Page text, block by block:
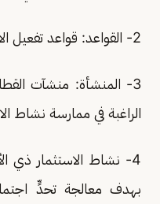
2- القواعد: قواعد تفعيل الاستثمار ذي الأثر الاجتماعي.
3- المنشأة: منشآت
الراغبة في ممارسة نشاط
4- نشاط الاستثمار ذي
بهدف معالجة تحدٍّ